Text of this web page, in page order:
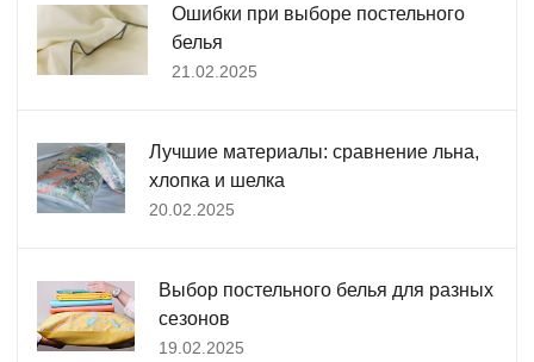
Ошибки при выборе постельного
белья
21.02.2025
Лучшие материалы: сравнение льна,
хлопка и шелка
20.02.2025
Выбор постельного белья для разных
сезонов
19.02.2025